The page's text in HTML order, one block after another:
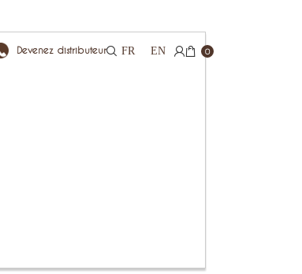
Devenez distributeur FR EN 0